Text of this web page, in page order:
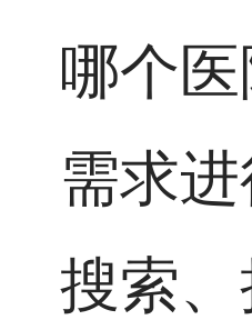
哪个
需求
搜索